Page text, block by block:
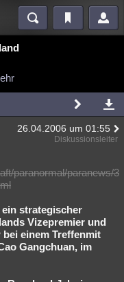
Mystery Kriminalfälle
Literatur
Gaming Filme
26.04.2006 um 01:55
Diskussionsleiter
paranormal/paranews/3
strategischer
Vizepremier und
einem Treffenmit
Gangchuan, im